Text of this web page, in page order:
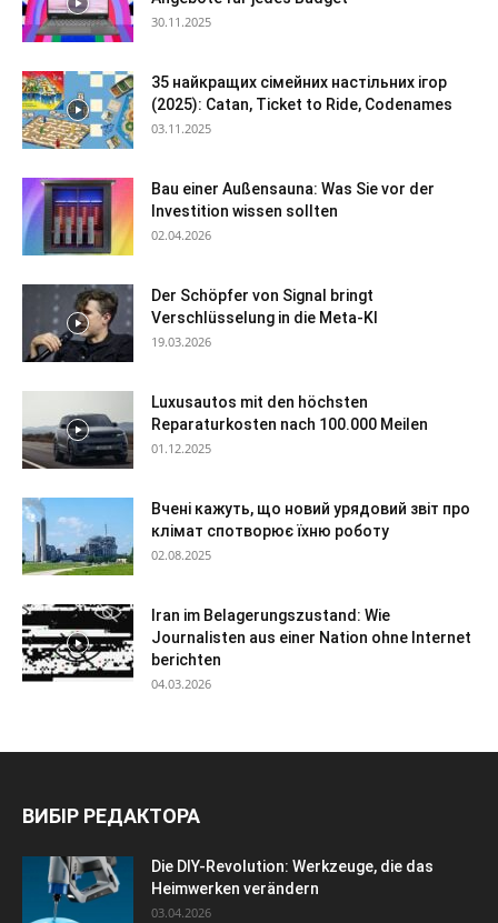
30.11.2025
35 найкращих сімейних настільних ігор
(2025): Catan, Ticket to Ride, Codenames
03.11.2025
Bau einer Außensauna: Was Sie vor der
Investition wissen sollten
02.04.2026
Der Schöpfer von Signal bringt
Verschlüsselung in die Meta-KI
19.03.2026
Luxusautos mit den höchsten
Reparaturkosten nach 100.000 Meilen
01.12.2025
Вчені кажуть, що новий урядовий звіт про
клімат спотворює їхню роботу
02.08.2025
Iran im Belagerungszustand: Wie
Journalisten aus einer Nation ohne Internet
berichten
04.03.2026
ВИБІР РЕДАКТОРА
Die DIY-Revolution: Werkzeuge, die das
Heimwerken verändern
03.04.2026